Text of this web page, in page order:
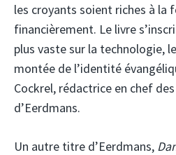
les croyants soient riches à la
financièrement. Le livre
plus vaste sur la technologie,
montée de l’identité
Cockrel, rédactrice en chef
d’Eerdmans.
Un autre titre d’Eerdmans,